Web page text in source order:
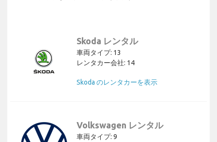
Skoda レンタル
車両タイプ: 13
レンタカー会社: 14
Skoda のレンタカーを表示
Volkswagen レンタル
車両タイプ: 9